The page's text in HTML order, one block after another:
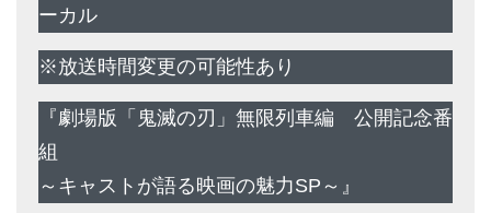
ーカル
※放送時間変更の可能性あり
『劇場版「鬼滅の刃」無限列車編 公開記念番
組
～キャストが語る映画の魅力SP～』